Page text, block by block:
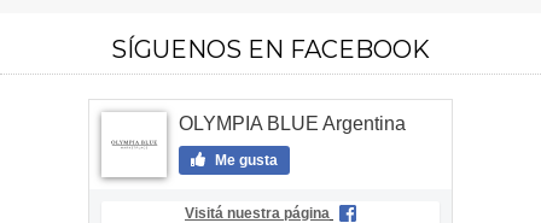
SÍGUENOS EN FACEBOOK
OLYMPIA BLUE Argentina
Me gusta
Visitá nuestra página